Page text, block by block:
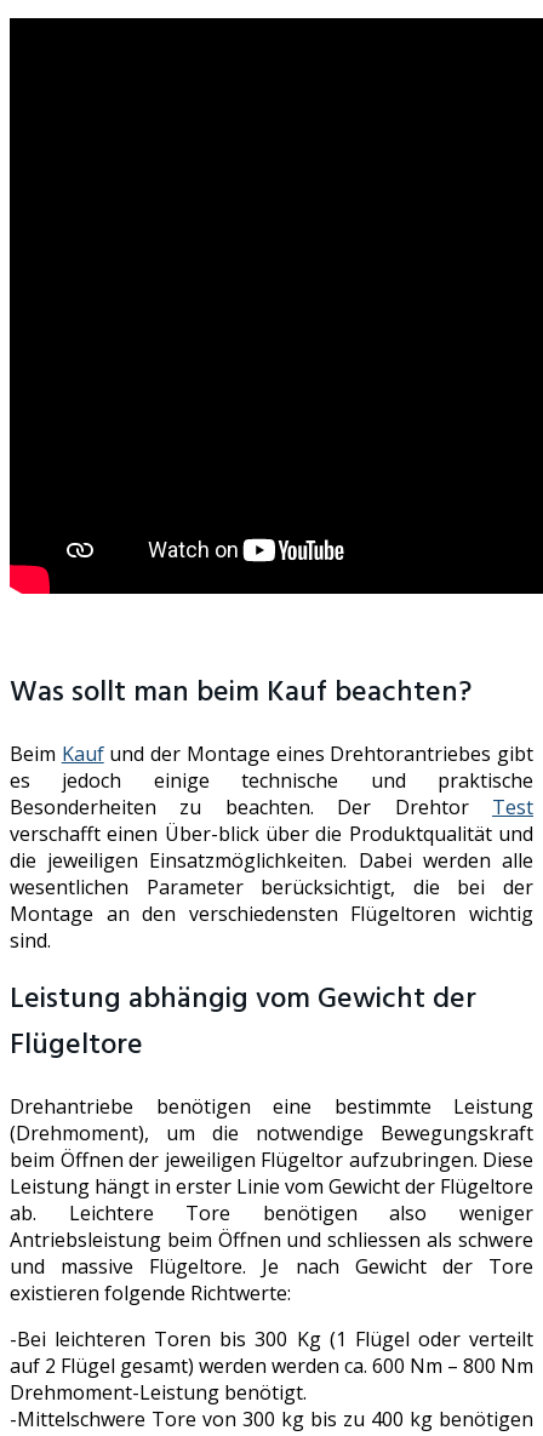
Was sollt man beim Kauf beachten?
Beim Kaufund der Montage eines Drehtorantriebes gibt
es jedoch einige technische und praktische
Besonderheiten zu beachten. Der Drehtor Test
verschafft einen Über-blick über die Produktqualität und
die jeweiligen Einsatzmöglichkeiten. Dabei werden alle
wesentlichen Parameter berücksichtigt, die bei der
Montage an den verschiedensten Flügeltoren wichtig
sind.
Leistung abhängig vom Gewicht der
Flügeltore
Drehantriebe benötigen eine bestimmte Leistung
(Drehmoment), um die notwendige Bewegungskraft
beim Öffnen der jeweiligen Flügeltor aufzubringen. Diese
Leistung hängt in erster Linie vom Gewicht der Flügeltore
ab. Leichtere Tore benötigen also weniger
Antriebsleistung beim Öffnen und schliessen als schwere
und massive Flügeltore. Je nach Gewicht der Tore
existieren folgende Richtwerte:
-Bei leichteren Toren bis 300 Kg (1 Flügel oder verteilt
auf 2 Flügel gesamt) werden werden ca. 600 Nm – 800 Nm
Drehmoment-Leistung benötigt.
-Mittelschwere Tore von 300 kg bis zu 400 kg benötigen